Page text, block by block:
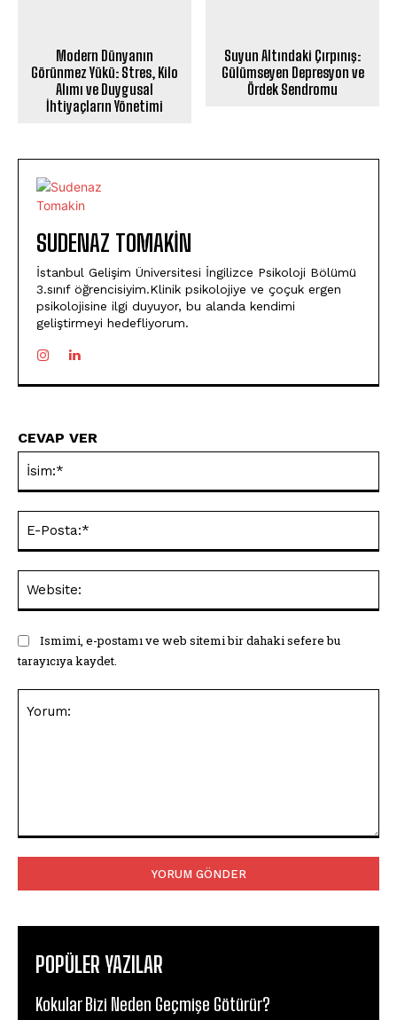
Modern Dünyanın
Görünmez Yükü: Stres, Kilo
Alımı ve Duygusal
İhtiyaçların Yönetimi
Suyun Altındaki Çırpınış:
Gülümseyen Depresyon ve
Ördek Sendromu
SUDENAZ TOMAKIN
İstanbul Gelişim Üniversitesi İngilizce Psikoloji Bölümü
3.sınıf öğrencisiyim.Klinik psikolojiye ve çoçuk ergen
psikolojisine ilgi duyuyor, bu alanda kendimi
geliştirmeyi hedefliyorum.
CEVAP VER
Ismimi, e-postamı ve web sitemi bir dahaki sefere bu
tarayıcıya kaydet.
POPÜLER YAZILAR
Kokular Bizi Neden Geçmişe Götürür?